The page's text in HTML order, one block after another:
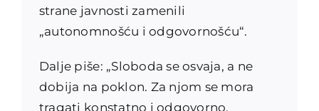
strane javnosti zamenili
„autonomnošću i odgovornošću“.
Dalje piše: „Sloboda se osvaja, a ne
dobija na poklon. Za njom se mora
tragati konstatno i odgovorno.